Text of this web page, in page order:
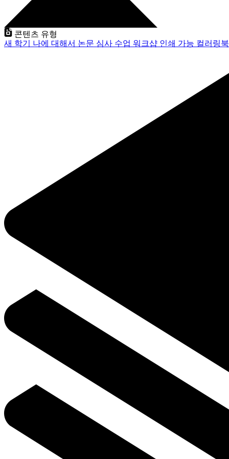
콘텐츠 유형
새 학기 나에 대해서 논문 심사 수업 워크샵 인쇄 가능 컬러링북